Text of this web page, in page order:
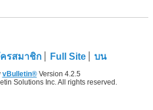
รสมาชิก Full Site บน
vBulletin®Version 4.2.5
Solutions Inc. All rights reserved.